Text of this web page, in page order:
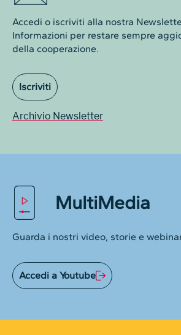
Accedi o iscriviti alla nostra
Informazioni per restare sempre
della cooperazione.
Iscriviti
Archivio Newsletter
MultiMedia
Guarda i nostri video, storie e
Accedi a Youtube